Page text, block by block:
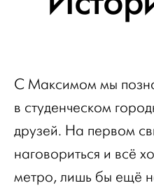
С Максимом мы
в студенческом
друзей. На первом
наговориться и всё
метро, лишь бы ещё